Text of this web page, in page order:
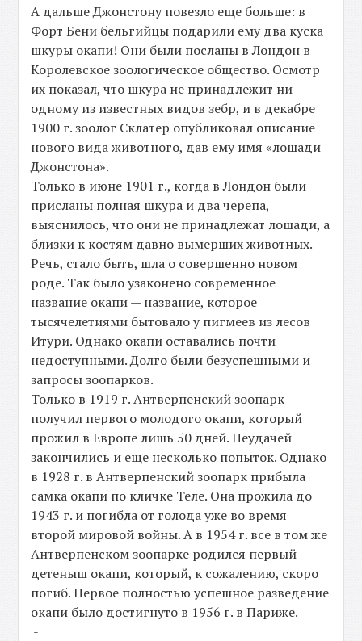
А дальше Джонстону повезло еще больше: в
Форт Бени бельгийцы подарили ему два куска
шкуры окапи! Они были посланы в Лондон в
Королевское зоологическое общество. Осмотр
их показал, что шкура не принадлежит ни
одному из известных видов зебр, и в декабре
1900 г. зоолог Склатер опубликовал описание
нового вида животного, дав ему имя «лошади
Джонстона».
Только в июне 1901 г., когда в Лондон были
присланы полная шкура и два черепа,
выяснилось, что они не принадлежат лошади, а
близки к костям давно вымерших животных.
Речь, стало быть, шла о совершенно новом
роде. Так было узаконено современное
название окапи — название, которое
тысячелетиями бытовало у пигмеев из лесов
Итури. Однако окапи оставались почти
недоступными. Долго были безуспешными и
запросы зоопарков.
Только в 1919 г. Антверпенский зоопарк
получил первого молодого окапи, который
прожил в Европе лишь 50 дней. Неудачей
закончились и еще несколько попыток. Однако
в 1928 г. в Антверпенский зоопарк прибыла
самка окапи по кличке Теле. Она прожила до
1943 г. и погибла от голода уже во время
второй мировой войны. А в 1954 г. все в том же
Антверпенском зоопарке родился первый
детеныш окапи, который, к сожалению, скоро
погиб. Первое полностью успешное разведение
окапи было достигнуто в 1956 г. в Париже.
-